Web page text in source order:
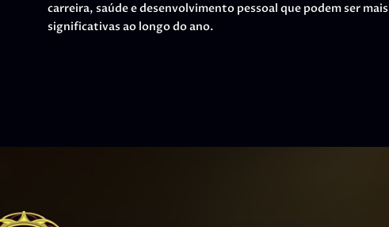
carreira, saúde e desenvolvimento pessoal que podem ser mais
significativas ao longo do ano.